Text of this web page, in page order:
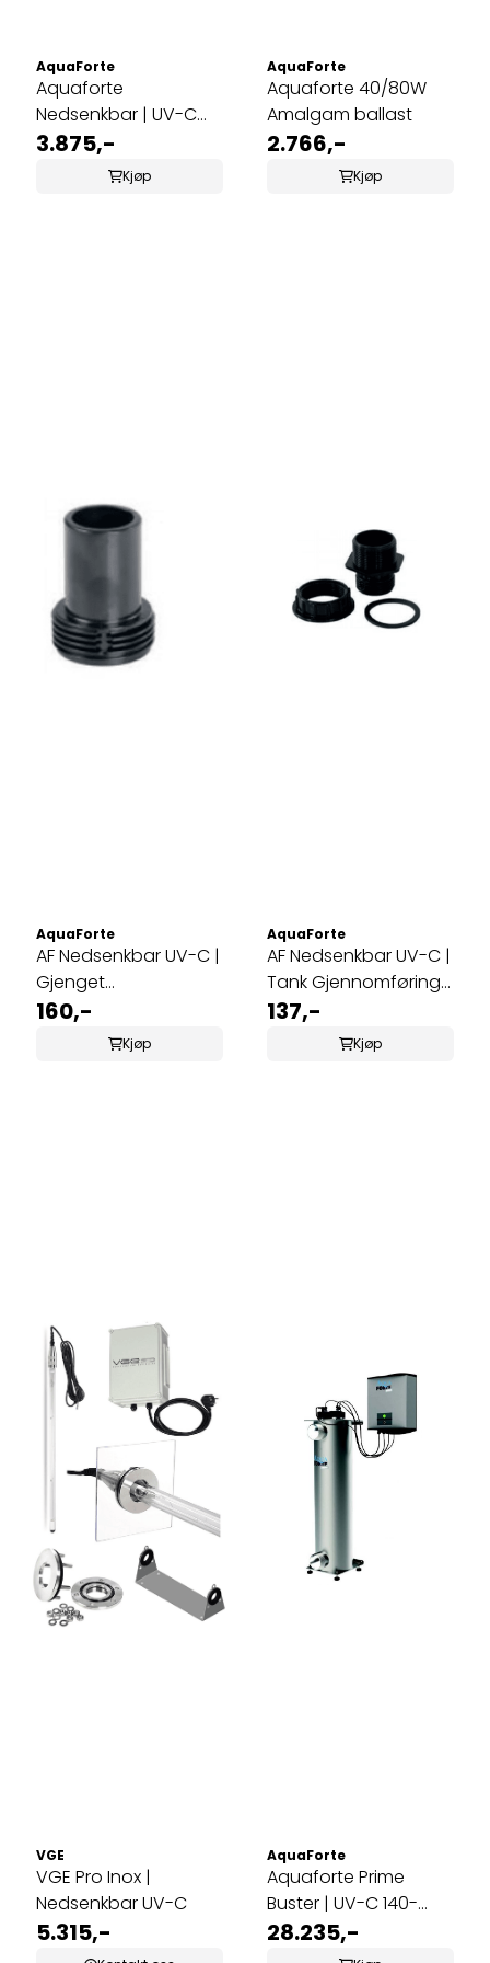
AquaForte
Aquaforte
Nedsenkbar | UV-C
75W
3.875,-
Kjøp
AquaForte
Aquaforte 40/80W
Amalgam ballast
2.766,-
Kjøp
AquaForte
AF Nedsenkbar UV-C |
Gjenget
Gjennomføring
160,-
Kjøp
AquaForte
AF Nedsenkbar UV-C |
Tank Gjennomføring
11/2''
137,-
Kjøp
VGE
VGE Pro Inox |
Nedsenkbar UV-C
5.315,-
AquaForte
Aquaforte Prime
Buster | UV-C 140-
420W
28.235,-